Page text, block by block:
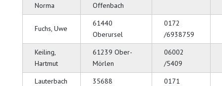
Norma
Offenbach
Fuchs, Uwe
61440
Oberursel
0172
/6938759
Keiling,
Hartmut
61239 Ober-
Mörlen
06002
/5409
Lauterbach
35688
0171